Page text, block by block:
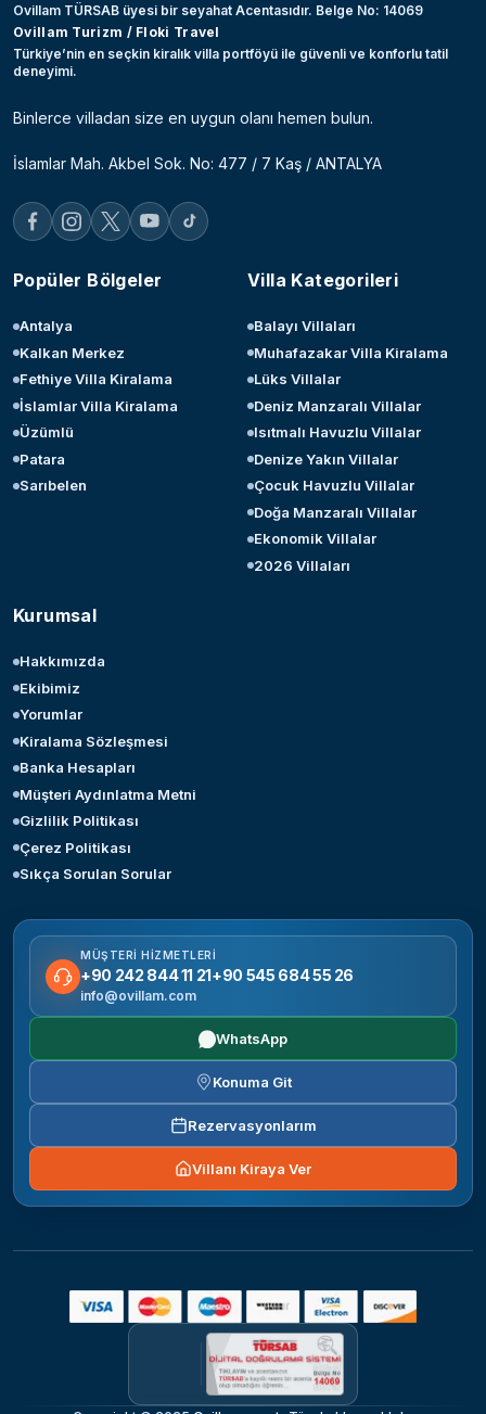
Ovillam TÜRSAB üyesi bir seyahat Acentasıdır. Belge No: 14069
Ovillam Turizm / Floki Travel
Türkiye’nin en seçkin kiralık villa portföyü ile güvenli ve konforlu tatil
deneyimi.
Binlerce villadan size en uygun olanı hemen bulun.
İslamlar Mah. Akbel Sok. No: 477 / 7 Kaş / ANTALYA
Popüler Bölgeler
Antalya
Kalkan Merkez
Fethiye Villa Kiralama
İslamlar Villa Kiralama
Üzümlü
Patara
Sarıbelen
Villa Kategorileri
Balayı Villaları
Muhafazakar Villa Kiralama
Lüks Villalar
Deniz Manzaralı Villalar
Isıtmalı Havuzlu Villalar
Denize Yakın Villalar
Çocuk Havuzlu Villalar
Doğa Manzaralı Villalar
Ekonomik Villalar
2026 Villaları
Kurumsal
Hakkımızda
Ekibimiz
Yorumlar
Kiralama Sözleşmesi
Banka Hesapları
Müşteri Aydınlatma Metni
Gizlilik Politikası
Çerez Politikası
Sıkça Sorulan Sorular
MÜŞTERI HIZMETLERI
+90 242 844 11 21+90 545 684 55 26
info@ovillam.com
WhatsApp
Konuma Git
Rezervasyonlarım
Villanı Kiraya Ver